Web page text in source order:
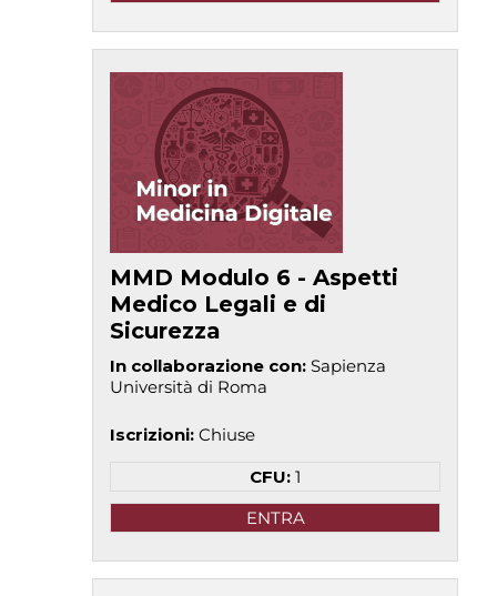
MMD Modulo 6 - Aspetti
Medico Legali e di
Sicurezza
In collaborazione con: Sapienza
Università di Roma
Iscrizioni: Chiuse
CFU: 1
ENTRA